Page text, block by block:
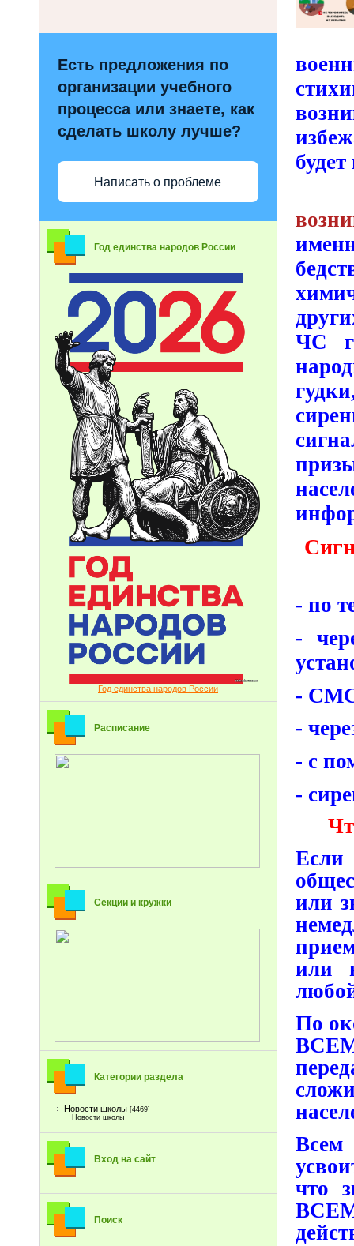
Есть предложения по
организации учебного
процесса или знаете, как
сделать школу лучше?
Написать о проблеме
Год единства народов России
Год единства народов России
Расписание
Секции и кружки
Категории раздела
Новости школы [4469]
Новости школы
Вход на сайт
Поиск
ЧС
- по
-
-
-
- с
-
или
или
По
Всем
что